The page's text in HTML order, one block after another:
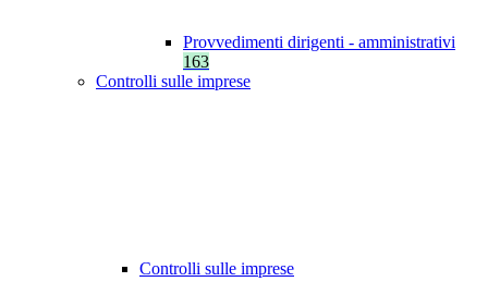
Provvedimenti dirigenti - amministrativi
163
Controlli sulle imprese
Controlli sulle imprese